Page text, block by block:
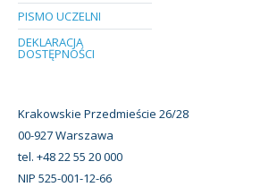
PISMO UCZELNI
DEKLARACJA
DOSTĘPNOŚCI
Krakowskie Przedmieście 26/28
00-927 Warszawa
tel. +48 22 55 20 000
NIP 525-001-12-66